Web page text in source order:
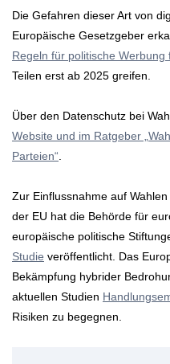
Die Gefahren dieser Art von
Europäische Gesetzgeber
Regeln für politische Werbung
Teilen erst ab 2025 greifen.
Über den Datenschutz bei
Website und im Ratgeber
Parteien“
Zur Einflussnahme auf
der EU hat die Behörde für
europäische politische
Studie veröffentlicht. Das
Bekämpfung hybrider
aktuellen Studien
Risiken zu begegnen.